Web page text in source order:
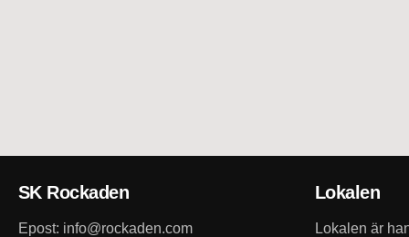
SK Rockaden
Epost: info@rockaden.com
Lokalen
Lokalen är